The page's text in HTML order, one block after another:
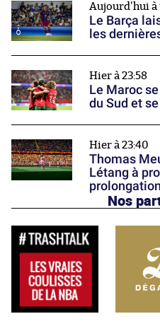
Aujourd'hui à
Le Barça
les
Hier à 23:58
Le Maroc
du Sud et
Hier à 23:40
Thomas
Létang à
prolongation
Nos